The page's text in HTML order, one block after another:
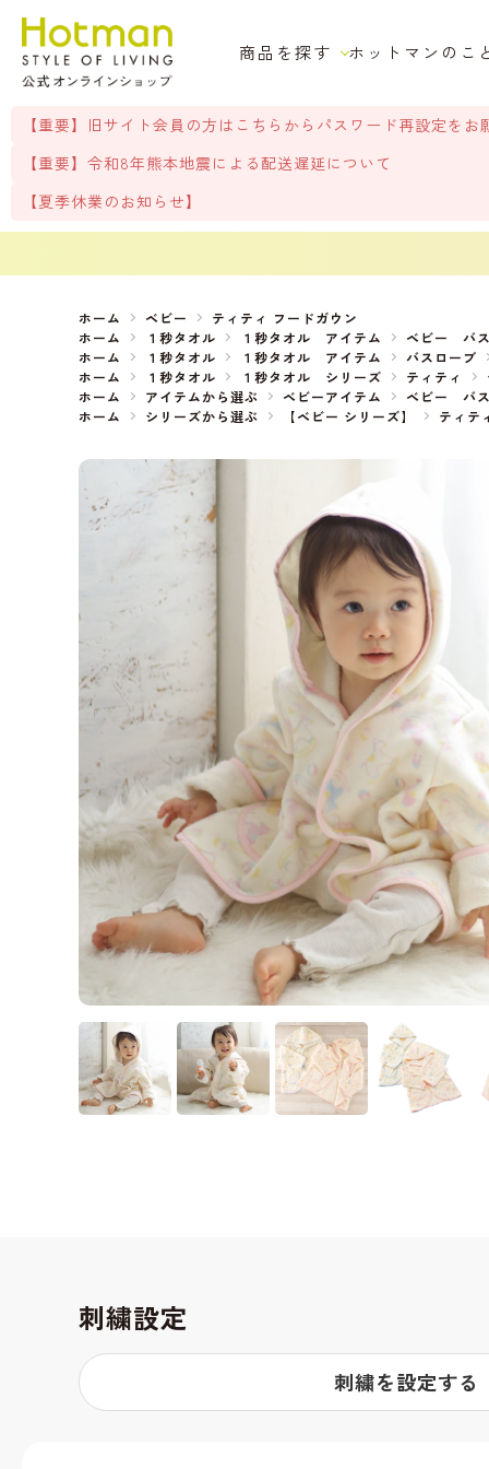
商品を探す ホットマンのこ
【重要】旧サイト会員の方はこちらからパスワード再設定をお
【重要】令和8年熊本地震による配送遅延について
【夏季休業のお知らせ】
ホーム ベビー
ティティ フードガウン
ホーム
１秒タオル １秒タオル アイテム ベビー バ
ホーム
１秒タオル １秒タオル アイテム バスローブ
ホーム
１秒タオル １秒タオル シリーズ ティティ
ホーム
アイテムから選ぶ ベビーアイテム ベビー バ
ホーム
シリーズから選ぶ 【ベビー シリーズ】 ティテ
刺繍設定
刺繍を設定する